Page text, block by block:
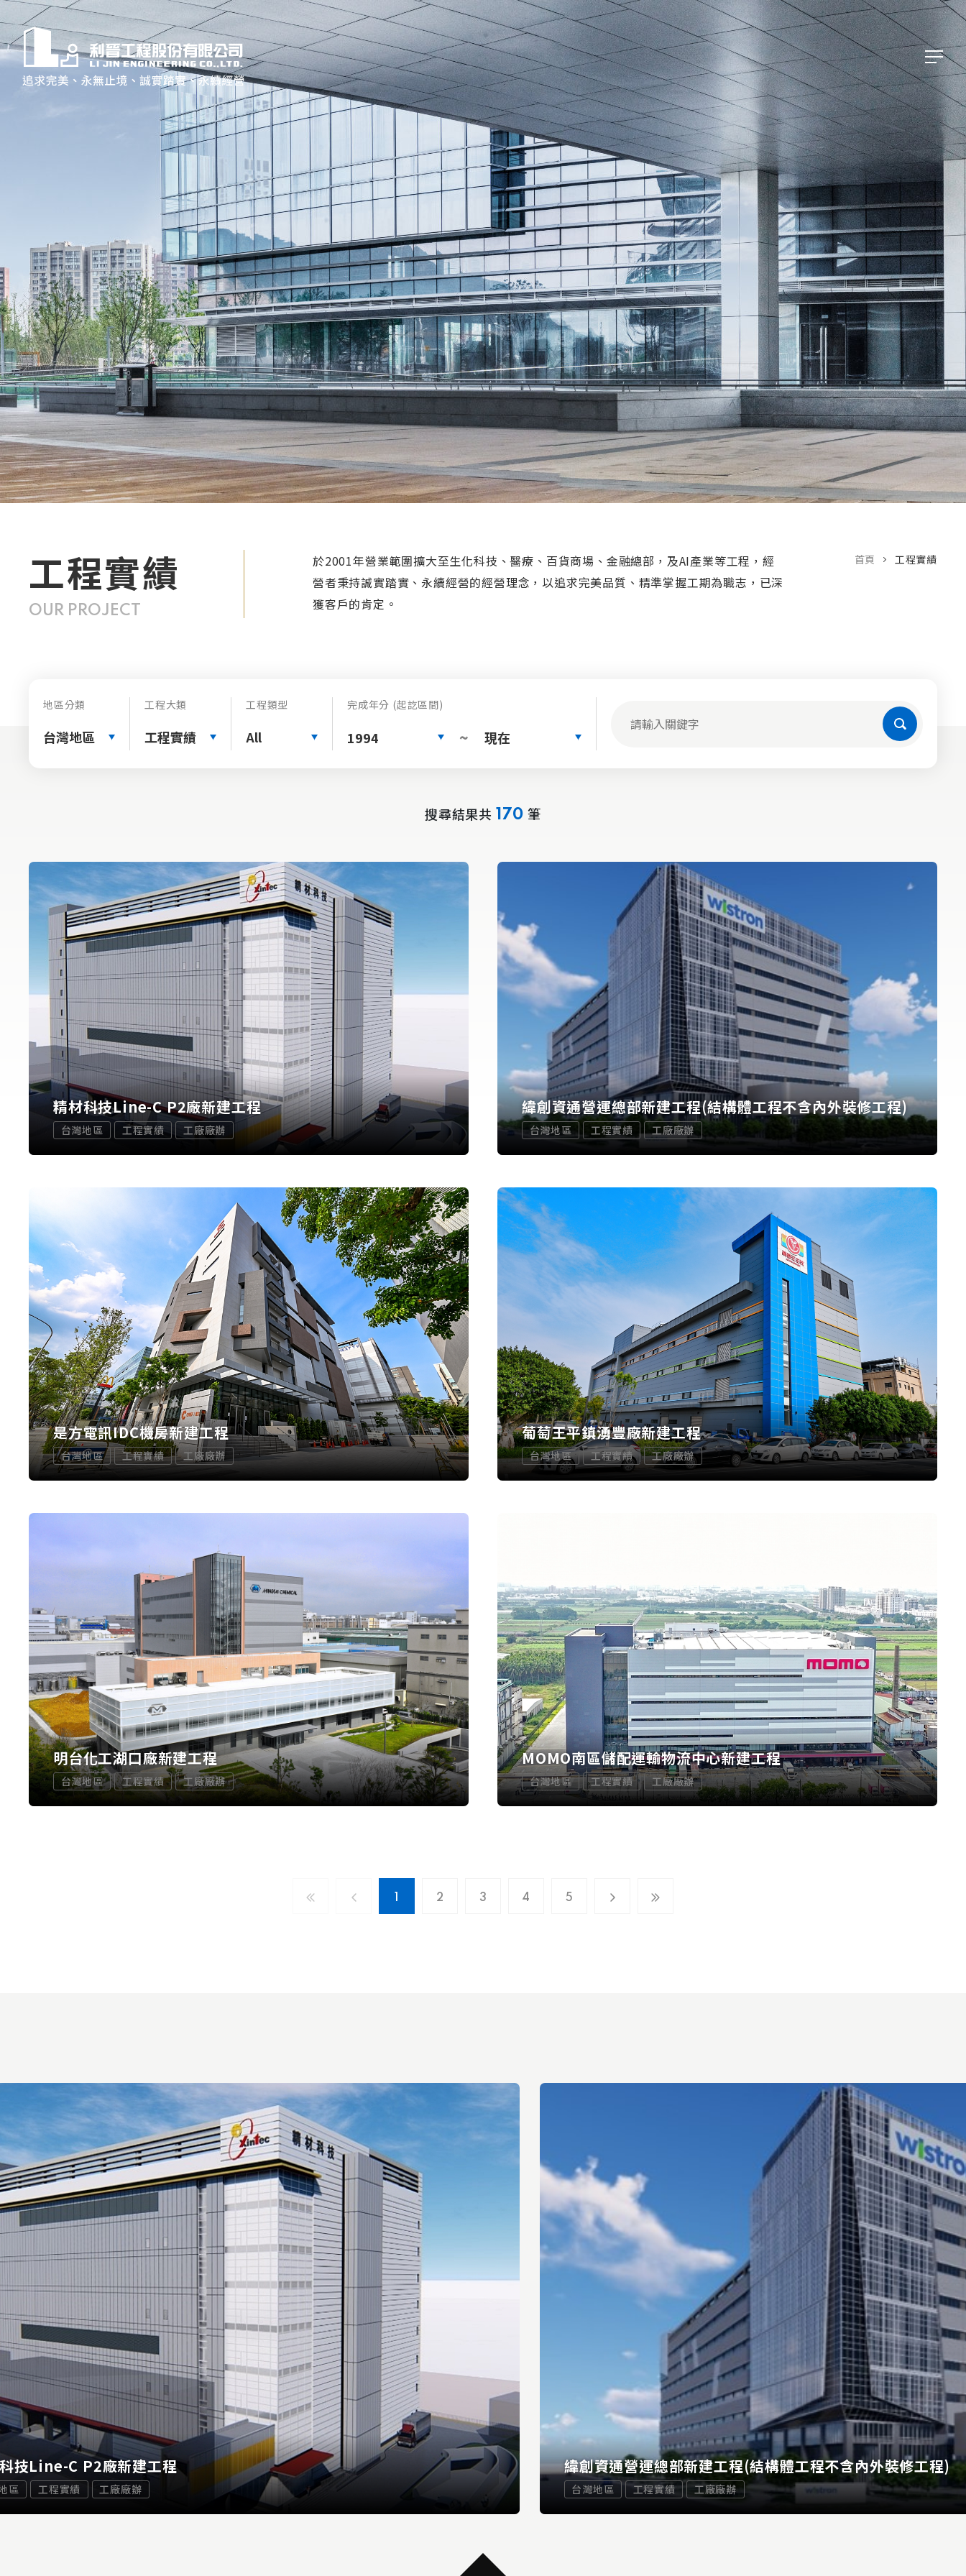
工程實績
OUR PROJECT
於2001年營業範圍擴大至生化科技、醫療、百貨商場、金融總部，及AI產業等工程，經
營者秉持誠實踏實、永續經營的經營理念，以追求完美品質、精準掌握工期為職志，已深
獲客戶的肯定。
首頁 工程實績
地區分類
台灣地區
工程大類
工程實績
工程類型
All
完成年分 (起訖區間)
1994 ~ 現在
搜尋結果共 170 筆
精材科技Line-C P2廠新建工程
台灣地區 工程實績 工廠廠辦
緯創資通營運總部新建工程(結構體工程不含內外裝修工程)
台灣地區 工程實績 工廠廠辦
是方電訊IDC機房新建工程
台灣地區 工程實績 工廠廠辦
葡萄王平鎮湧豐廠新建工程
台灣地區 工程實績 工廠廠辦
明台化工湖口廠新建工程
台灣地區 工程實績 工廠廠辦
MOMO南區儲配運輸物流中心新建工程
台灣地區 工程實績 工廠廠辦
2 3 4 5
技Line-C P2廠新建工程
區 工程實績 工廠廠辦
緯創資通營運總部新建工程(結構體工程不含內外裝修工程)
台灣地區 工程實績 工廠廠辦